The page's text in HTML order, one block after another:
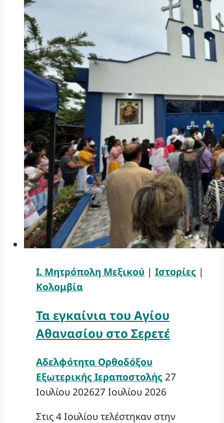
Ι. Μητρόπολη Μεξικού | Ιστορίες |
Κολομβία
Τα εγκαίνια του Αγίου
Αθανασίου στο Σερετέ
Αδελφότητα Ορθοδόξου
Εξωτερικής Ιεραποστολής 27
Ιουλίου 202627 Ιουλίου 2026
Στις 4 Ιουλίου τελέστηκαν στην